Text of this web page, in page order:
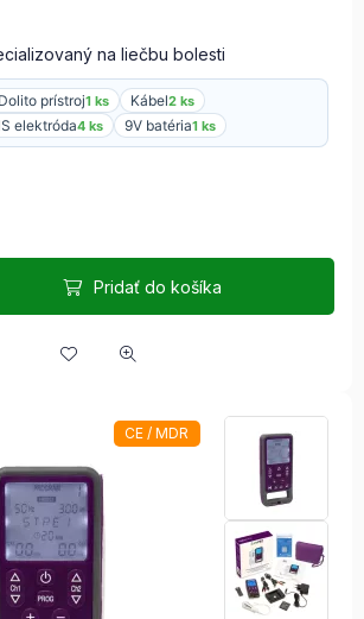
na liečbu bolesti
Dolito prístroj1 ks Kábel2 ks
elektróda4 ks 9V batéria1 ks
Pridať do košíka
CE / MDR